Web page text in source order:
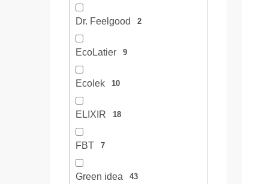
Dr. Feelgood 2
EcoLatier 9
Ecolek 10
ELIXIR 18
FBT 7
Green idea 43